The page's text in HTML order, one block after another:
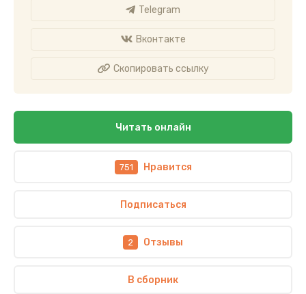
Telegram
Вконтакте
Скопировать ссылку
Читать онлайн
751 Нравится
Подписаться
2 Отзывы
В сборник